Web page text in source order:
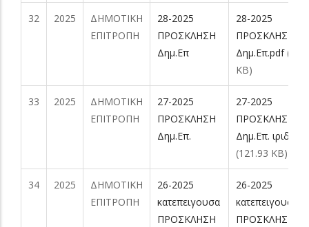
32 2025
ΔΗΜΟΤΙΚΗ
ΕΠΙΤΡΟΠΗ
28-2025
ΠΡΟΣΚΛΗΣΗ
Δημ.Επ
28-2025
ΠΡΟΣΚΛΗΣΗ
Δημ.Επ.pdf
KB)
33 2025
ΔΗΜΟΤΙΚΗ
ΕΠΙΤΡΟΠΗ
27-2025
ΠΡΟΣΚΛΗΣΗ
Δημ.Επ.
27-2025
ΠΡΟΣΚΛΗΣΗ
Δημ.Επ.
(121.93 KB)
34 2025
ΔΗΜΟΤΙΚΗ
ΕΠΙΤΡΟΠΗ
26-2025
κατεπειγουσα
ΠΡΟΣΚΛΗΣΗ
26-2025
κατεπειγουσα
ΠΡΟΣΚΛΗΣΗ